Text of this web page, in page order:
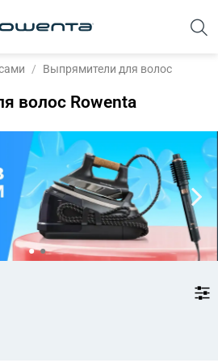
Выпрямители для волос
волос Rowenta